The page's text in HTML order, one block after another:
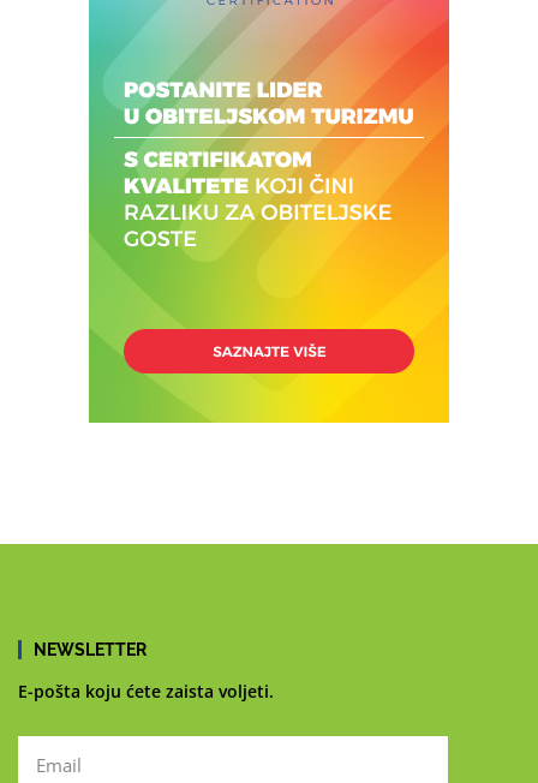
NEWSLETTER
E-pošta koju ćete zaista voljeti.